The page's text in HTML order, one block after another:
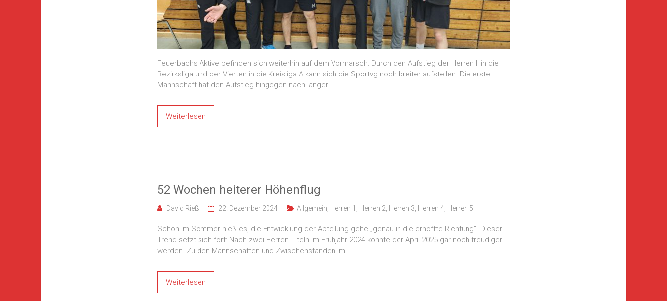
Feuerbachs Aktive befinden sich weiterhin auf dem Vormarsch: Durch den Aufstieg der Herren II in die
Bezirksliga und der Vierten in die Kreisliga A kann sich die Sportvg noch breiter aufstellen. Die erste
Mannschaft hat den Aufstieg hingegen nach langer
Weiterlesen
52 Wochen heiterer Höhenflug
David Rieß 22. Dezember 2024 Allgemein Herren 1 Herren 2 Herren 3 Herren 4 Herren 5
Schon im Sommer hieß es, die Entwicklung der Abteilung gehe „genau in die erhoffte Richtung“. Dieser
Trend setzt sich fort: Nach zwei Herren-Titeln im Frühjahr 2024 könnte der April 2025 gar noch freudiger
werden. Zu den Mannschaften und Zwischenständen im
Weiterlesen